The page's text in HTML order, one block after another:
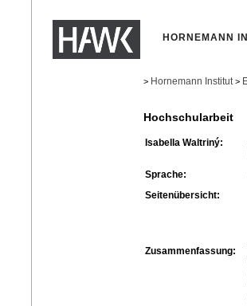
HORNEMANN
> Hornemann Institut >
Hochschularbeit
Isabella Waltriný:
Sprache:
Seitenübersicht:
Zusammenfassung: